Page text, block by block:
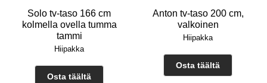
Solo tv-taso 166 cm
kolmella ovella tumma
tammi
Hiipakka
Osta täältä
Anton tv-taso 200 cm,
valkoinen
Hiipakka
Osta täältä